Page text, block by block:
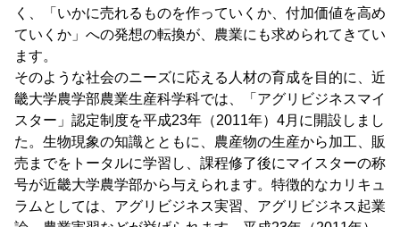
く、「いかに売れるものを作っていくか、付加価値を高め
ていくか」への発想の転換が、農業にも求められてきてい
ます。
そのような社会のニーズに応える人材の育成を目的に、近
畿大学農学部農業生産科学科では、「アグリビジネスマイ
スター」認定制度を平成23年（2011年）4月に開設しまし
た。生物現象の知識とともに、農産物の生産から加工、販
売までをトータルに学習し、課程修了後にマイスターの称
号が近畿大学農学部から与えられます。特徴的なカリキュ
ラムとしては、アグリビジネス実習、アグリビジネス起業